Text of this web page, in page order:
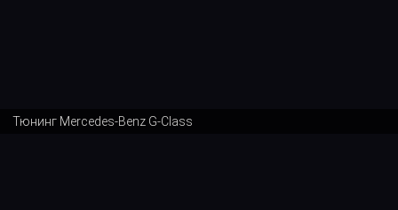
Тюнинг Mercedes-Benz G-Class